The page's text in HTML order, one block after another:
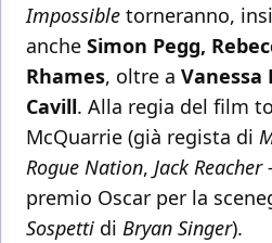
Impossible torneranno,
anche Simon Pegg,
Rhames, oltre a Vanessa
Cavill. Alla regia del film
McQuarrie (già regista di
Rogue Nation, Jack
premio Oscar per la
Sospetti di Bryan Singer).